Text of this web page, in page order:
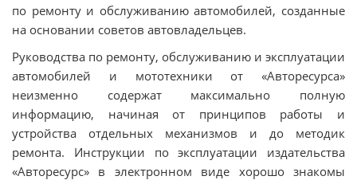
по ремонту и обслуживанию автомобилей, созданные
на основании советов автовладельцев.
Руководства по ремонту, обслуживанию и эксплуатации
автомобилей и мототехники от «Авторесурса»
неизменно содержат максимально полную
информацию, начиная от принципов работы и
устройства отдельных механизмов и до методик
ремонта. Инструкции по эксплуатации издательства
«Авторесурс» в электронном виде хорошо знакомы